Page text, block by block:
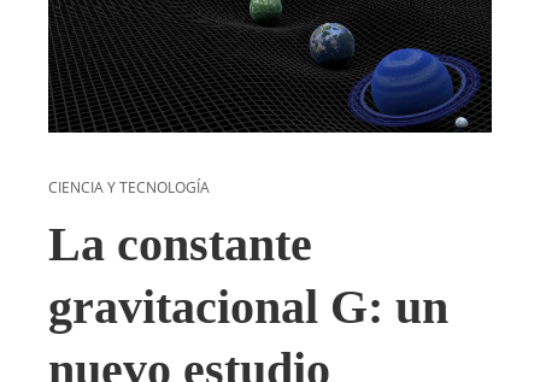
CIENCIA Y TECNOLOGÍA
La constante
gravitacional G: un
nuevo estudio